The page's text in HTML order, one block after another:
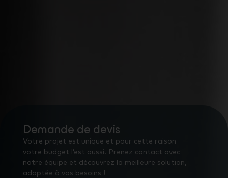
Demande de devis
Votre projet est unique et pour cette raison
votre budget l’est aussi. Prenez contact avec
notre équipe et découvrez la meilleure solution,
adaptée à vos besoins !